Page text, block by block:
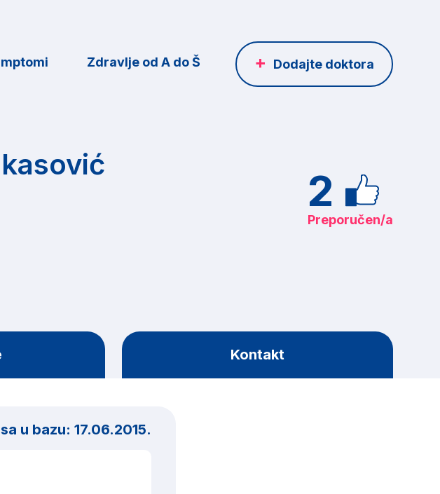
Zdravlje od A do Š Dodajte doktora
2
Preporučen/a
Kontakt
u bazu: 17.06.2015.